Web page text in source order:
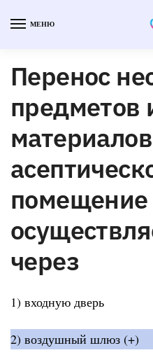
МЕНЮ
Перенос
предметов
помещение
через
1) входную дверь
2) воздушный шлюз (+)